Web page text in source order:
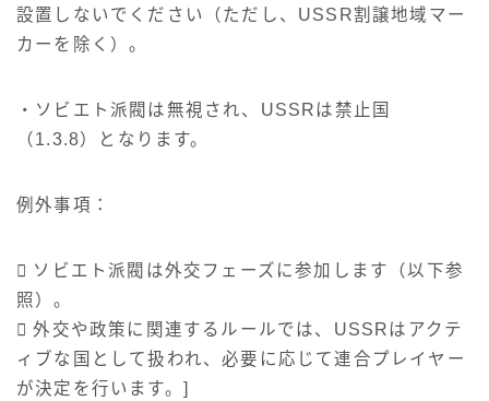
設置しないでください（ただし、USSR割譲地域マー
カーを除く）。
・ソビエト派閥は無視され、USSRは禁止国
（1.3.8）となります。
例外事項：
 ソビエト派閥は外交フェーズに参加します（以下参
照）。
 外交や政策に関連するルールでは、USSRはアクテ
ィブな国として扱われ、必要に応じて連合プレイヤー
が決定を行います。]